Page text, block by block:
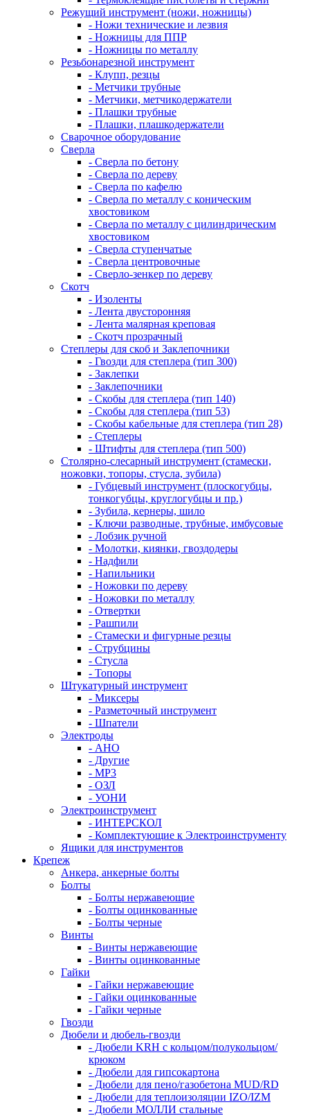
Режущий инструмент (ножи, ножницы)
- Ножи технические и лезвия
- Ножницы для ППР
- Ножницы по металлу
Резьбонарезной инструмент
- Клупп, резцы
- Метчики трубные
- Метчики, метчикодержатели
- Плашки трубные
- Плашки, плашкодержатели
Сварочное оборудование
Сверла
- Сверла по бетону
- Сверла по дереву
- Сверла по кафелю
- Сверла по металлу с коническим
хвостовиком
- Сверла по металлу с цилиндрическим
хвостовиком
- Сверла ступенчатые
- Сверла центровочные
- Сверло-зенкер по дереву
Скотч
- Изоленты
- Лента двусторонняя
- Лента малярная креповая
- Скотч прозрачный
Степлеры для скоб и Заклепочники
- Гвозди для степлера (тип 300)
- Заклепки
- Заклепочники
- Скобы для степлера (тип 140)
- Скобы для степлера (тип 53)
- Скобы кабельные для степлера (тип 28)
- Степлеры
- Штифты для степлера (тип 500)
Столярно-слесарный инструмент (стамески,
ножовки, топоры, стусла, зубила)
- Губцевый инструмент (плоскогубцы,
тонкогубцы, круглогубцы и пр.)
- Зубила, кернеры, шило
- Ключи разводные, трубные, имбусовые
- Лобзик ручной
- Молотки, киянки, гвоздодеры
- Надфили
- Напильники
- Ножовки по дереву
- Ножовки по металлу
- Отвертки
- Рашпили
- Стамески и фигурные резцы
- Струбцины
- Стусла
- Топоры
Штукатурный инструмент
- Миксеры
- Разметочный инструмент
- Шпатели
Электроды
- АНО
- Другие
- МР3
- ОЗЛ
- УОНИ
Электроинструмент
- ИНТЕРСКОЛ
- Комплектующие к Электроинструменту
Ящики для инструментов
Крепеж
Анкера, анкерные болты
Болты
- Болты нержавеющие
- Болты оцинкованные
- Болты черные
Винты
- Винты нержавеющие
- Винты оцинкованные
Гайки
- Гайки нержавеющие
- Гайки оцинкованные
- Гайки черные
Гвозди
Дюбели и дюбель-гвозди
- Дюбели KRH с кольцом/полукольцом/
крюком
- Дюбели для гипсокартона
- Дюбели для пено/газобетона MUD/RD
- Дюбели для теплоизоляции IZO/IZM
- Дюбели МОЛЛИ стальные